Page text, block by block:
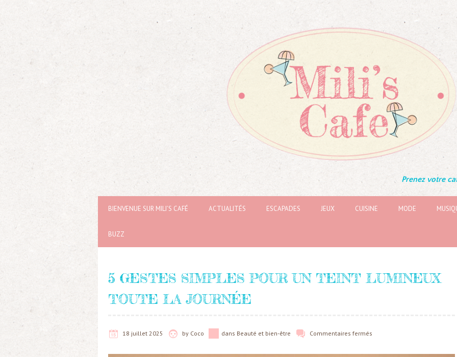
Prenez votre
BIENVENUE SUR MILI’S CAFÉ ACTUALITÉS ESCAPADES JEUX CUISINE MODE
BUZZ
5 GESTES SIMPLES POUR UN TEINT LUMINEUX
TOUTE LA JOURNÉE
18 juillet 2025 by Coco dans Beauté et bien-être Commentaires fermés